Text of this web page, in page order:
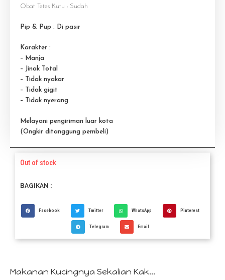
Obat Tetes Kutu : Sudah
Pip & Pup : Di pasir
Karakter :
– Manja
– Jinak Total
– Tidak nyakar
– Tidak gigit
– Tidak nyerang
Melayani pengiriman luar kota
(Ongkir ditanggung pembeli)
Out of stock
BAGIKAN :
Facebook Twitter WhatsApp Pinterest
Telegram Email
Makanan Kucingnya Sekalian Kak...